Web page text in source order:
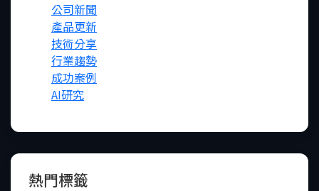
公司新聞
產品更新
技術分享
行業趨勢
成功案例
AI研究
熱門標籤